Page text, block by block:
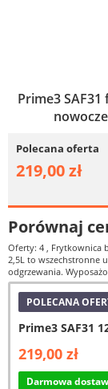
Prime3
Polecana oferta
219,00 zł
Porównaj
Oferty: 4 , Frytkownica
2,5L to wszechstronne
odgrzewania.
POLECANA
Prime3 SAF31
219,00 zł
Darmowa